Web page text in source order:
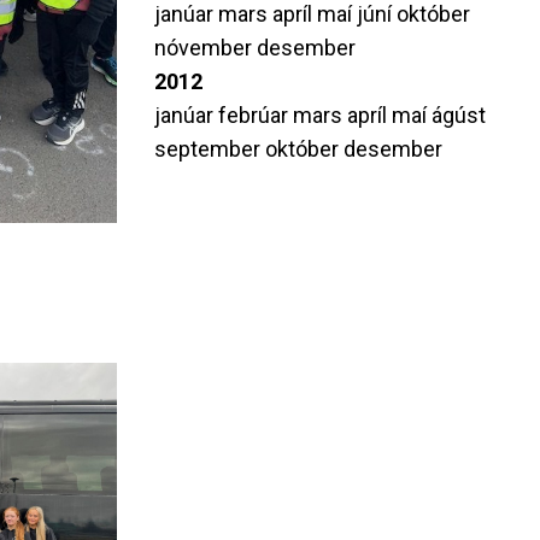
janúar mars apríl maí júníoktóber
nóvember desember
2012
janúarfebrúar mars apríl maíágúst
september október desember